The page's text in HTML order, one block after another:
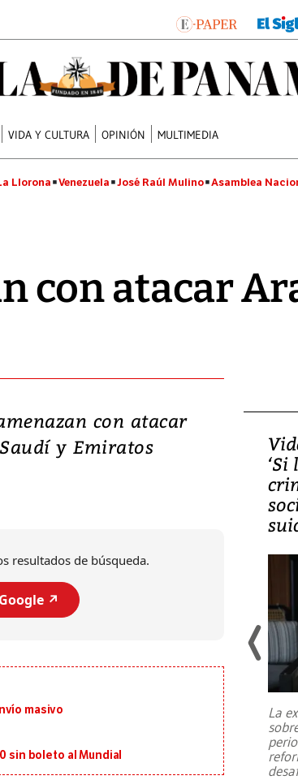
VIDA Y CULTURA OPINIÓN MULTIMEDIA
Llorona Venezuela José Raúl Mulino Asamblea
con atacar
con atacar
y Emiratos
resultados de búsqueda.
↗️
masivo
sin boleto al Mundial
Video, Japón: Terremoto
deja heridos y graves
Un fuerte terremoto de magnitud
julio en la prefectura de Kumamoto,
al sur de Japón, provocando una
La